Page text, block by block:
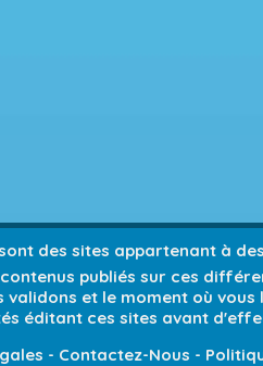
des sites appartenant à
publiés sur ces
et le moment où
éditant ces sites avant
- Contactez-Nous -